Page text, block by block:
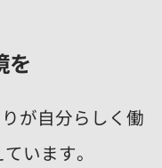
を
が自分らしく働
います。